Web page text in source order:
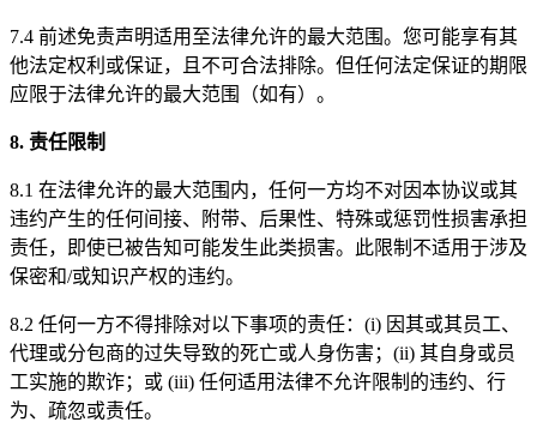
7.4 前述免责声明适用至法律允许的最大范围。您可能享有其
他法定权利或保证，且不可合法排除。但任何法定保证的期限
应限于法律允许的最大范围（如有）。
8. 责任限制
8.1 在法律允许的最大范围内，任何一方均不对因本协议或其
违约产生的任何间接、附带、后果性、特殊或惩罚性损害承担
责任，即使已被告知可能发生此类损害。此限制不适用于涉及
保密和/或知识产权的违约。
8.2 任何一方不得排除对以下事项的责任：(i) 因其或其员工、
代理或分包商的过失导致的死亡或人身伤害；(ii) 其自身或员
工实施的欺诈；或 (iii) 任何适用法律不允许限制的违约、行
为、疏忽或责任。